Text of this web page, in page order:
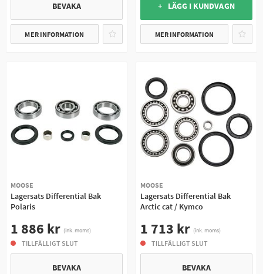
BEVAKA
MER INFORMATION
+ LÄGG I KUNDVAGN
MER INFORMATION
MOOSE
Lagersats Differential Bak
Polaris
1 886 kr (ink. moms)
TILLFÄLLIGT SLUT
BEVAKA
MOOSE
Lagersats Differential Bak
Arctic cat / Kymco
1 713 kr (ink. moms)
TILLFÄLLIGT SLUT
BEVAKA